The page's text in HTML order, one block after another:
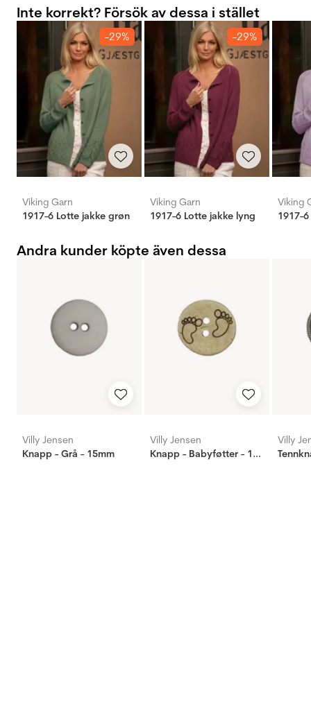
Inte korrekt? Försök av dessa i stället
-29%
Viking Garn
1917-6 Lotte jakke grøn
-29%
Viking Garn
1917-6 Lotte jakke lyng
Viking
Andra kunder köpte även dessa
Villy Jensen
Knapp - Grå - 15mm
Villy Jensen
Knapp - Babyføtter - 15mm
Villy